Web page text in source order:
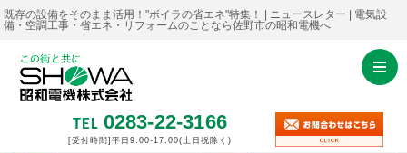
既存の設備をそのまま活用！"ボイラの省エネ"特集！ | ニュースレター | 電気設
備・空調工事・省エネ・リフォームのことなら佐野市の昭和電機へ
TEL 0283-22-3166
[受付時間]平日9:00-17:00(土日祝除く)